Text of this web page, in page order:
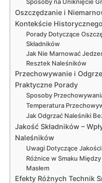
Oszczędzanie i
Kontekście
Porady Dotyczące
Składników
Jak Nie Marnować
Resztek Naleśników
Przechowywanie i
Praktyczne Porady
Sposoby
Temperatura
Jak Odgrzać Naleśniki
Jakość Składników –
Naleśników
Uwagi Dotyczące
Różnice w Smaku
Masłem
Efekty Różnych Technik